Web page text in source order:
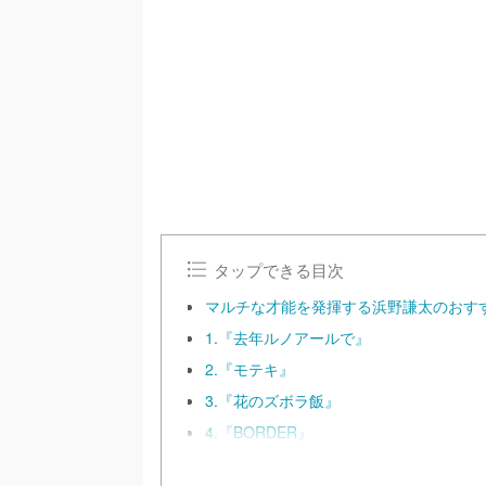
タップできる目次
マルチな才能を発揮する浜野謙太のおす
1.『去年ルノアールで』
2.『モテキ』
3.『花のズボラ飯』
4.『BORDER』